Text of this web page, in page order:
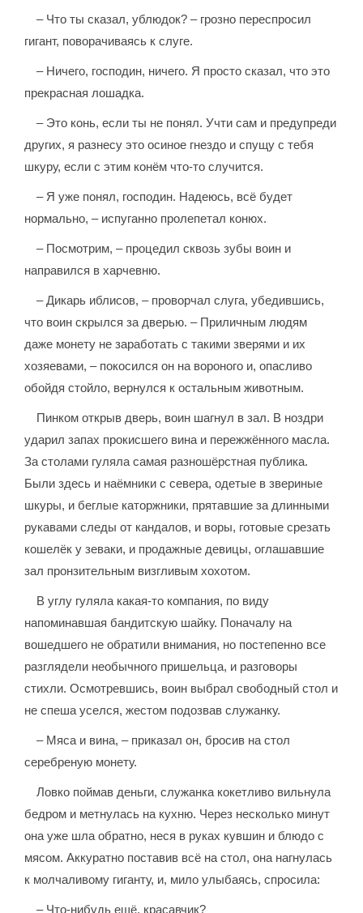
– Что ты сказал, ублюдок? – грозно переспросил
гигант, поворачиваясь к слуге.
– Ничего, господин, ничего. Я просто сказал, что это
прекрасная лошадка.
– Это конь, если ты не понял. Учти сам и предупреди
других, я разнесу это осиное гнездо и спущу с тебя
шкуру, если с этим конём что-то случится.
– Я уже понял, господин. Надеюсь, всё будет
нормально, – испуганно пролепетал конюх.
– Посмотрим, – процедил сквозь зубы воин и
направился в харчевню.
– Дикарь иблисов, – проворчал слуга, убедившись,
что воин скрылся за дверью. – Приличным людям
даже монету не заработать с такими зверями и их
хозяевами, – покосился он на вороного и, опасливо
обойдя стойло, вернулся к остальным животным.
Пинком открыв дверь, воин шагнул в зал. В ноздри
ударил запах прокисшего вина и пережжённого масла.
За столами гуляла самая разношёрстная публика.
Были здесь и наёмники с севера, одетые в звериные
шкуры, и беглые каторжники, прятавшие за длинными
рукавами следы от кандалов, и воры, готовые срезать
кошелёк у зеваки, и продажные девицы, оглашавшие
зал пронзительным визгливым хохотом.
В углу гуляла какая-то компания, по виду
напоминавшая бандитскую шайку. Поначалу на
вошедшего не обратили внимания, но постепенно все
разглядели необычного пришельца, и разговоры
стихли. Осмотревшись, воин выбрал свободный стол и
не спеша уселся, жестом подозвав служанку.
– Мяса и вина, – приказал он, бросив на стол
серебреную монету.
Ловко поймав деньги, служанка кокетливо вильнула
бедром и метнулась на кухню. Через несколько минут
она уже шла обратно, неся в руках кувшин и блюдо с
мясом. Аккуратно поставив всё на стол, она нагнулась
к молчаливому гиганту, и, мило улыбаясь, спросила:
– Что-нибудь ещё, красавчик?